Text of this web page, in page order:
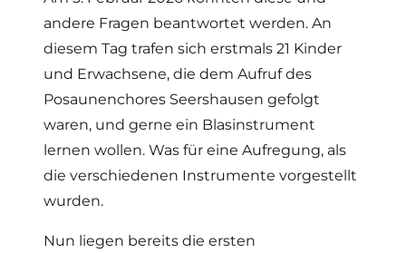
andere Fragen beantwortet werden. An
diesem Tag trafen sich erstmals 21 Kinder
und Erwachsene, die dem Aufruf des
Posaunenchores Seershausen gefolgt
waren, und gerne ein Blasinstrument
lernen wollen. Was für eine Aufregung, als
die verschiedenen Instrumente vorgestellt
wurden.
Nun liegen bereits die ersten